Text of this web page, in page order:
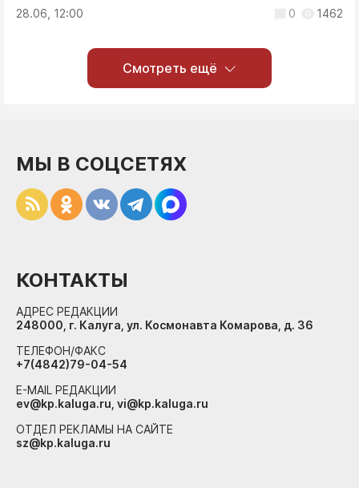
28.06, 12:00 0 1462
Смотреть ещё
МЫ В СОЦСЕТЯХ
КОНТАКТЫ
АДРЕС РЕДАКЦИИ
248000, г. Калуга, ул. Космонавта Комарова, д. 36
ТЕЛЕФОН/ФАКС
+7(4842)79-04-54
E-MAIL РЕДАКЦИИ
ev@kp.kaluga.ru, vi@kp.kaluga.ru
ОТДЕЛ РЕКЛАМЫ НА САЙТЕ
sz@kp.kaluga.ru